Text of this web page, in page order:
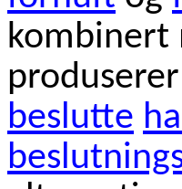
kombinert
beslutte